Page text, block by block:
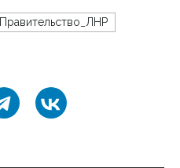
Правительство_ЛНР